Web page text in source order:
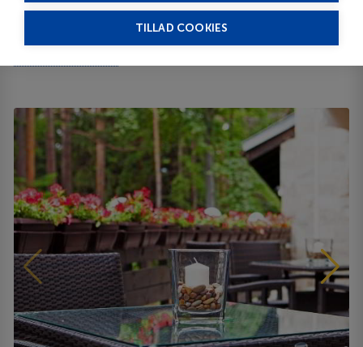
TILLAD COOKIES
Lion Borovetz